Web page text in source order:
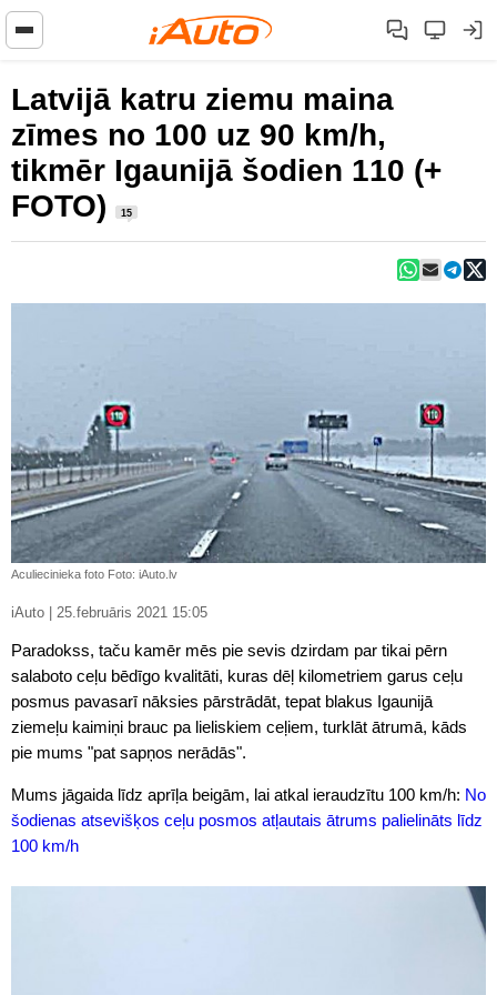
Latvijā katru ziemu maina
zīmes no 100 uz 90 km/h,
tikmēr Igaunijā šodien 110 (+
FOTO)
15
Aculiecinieka foto Foto: iAuto.lv
iAuto | 25.februāris 2021 15:05
Paradokss, taču kamēr mēs pie sevis dzirdam par tikai pērn
salaboto ceļu bēdīgo kvalitāti, kuras dēļ kilometriem garus ceļu
posmus pavasarī nāksies pārstrādāt, tepat blakus Igaunijā
ziemeļu kaimiņi brauc pa lieliskiem ceļiem, turklāt ātrumā, kāds
pie mums "pat sapņos nerādās".
Mums jāgaida līdz aprīļa beigām, lai atkal ieraudzītu 100 km/h: No
šodienas atsevišķos ceļu posmos atļautais ātrums palielināts līdz
100 km/h